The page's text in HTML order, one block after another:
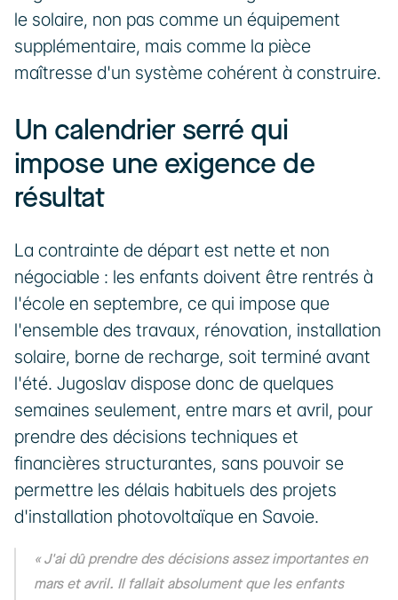
le solaire, non pas comme un équipement
supplémentaire, mais comme la pièce
maîtresse d'un système cohérent à construire.
Un calendrier serré qui
impose une exigence de
résultat
La contrainte de départ est nette et non
négociable : les enfants doivent être rentrés à
l'école en septembre, ce qui impose que
l'ensemble des travaux, rénovation, installation
solaire, borne de recharge, soit terminé avant
l'été. Jugoslav dispose donc de quelques
semaines seulement, entre mars et avril, pour
prendre des décisions techniques et
financières structurantes, sans pouvoir se
permettre les délais habituels des projets
d'installation photovoltaïque en Savoie.
« J'ai dû prendre des décisions assez importantes en
mars et avril. Il fallait absolument que les enfants